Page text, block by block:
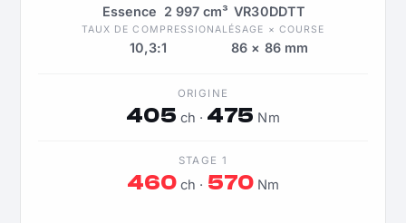
Essence 2 997 cm³ VR30DDTT
TAUX DE COMPRESSION
10,3:1
ALÉSAGE × COURSE
86 × 86 mm
ORIGINE
405 ch · 475 Nm
STAGE 1
460 ch · 570Nm